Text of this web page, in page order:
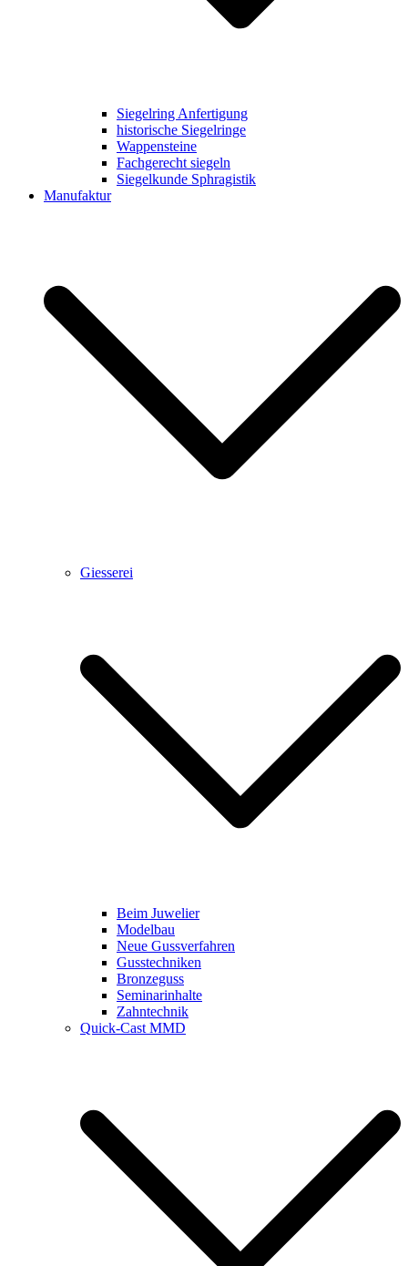
Siegelring Anfertigung
historische Siegelringe
Wappensteine
Fachgerecht siegeln
Siegelkunde Sphragistik
Manufaktur
Giesserei
Beim Juwelier
Modelbau
Neue Gussverfahren
Gusstechniken
Bronzeguss
Seminarinhalte
Zahntechnik
Quick-Cast MMD